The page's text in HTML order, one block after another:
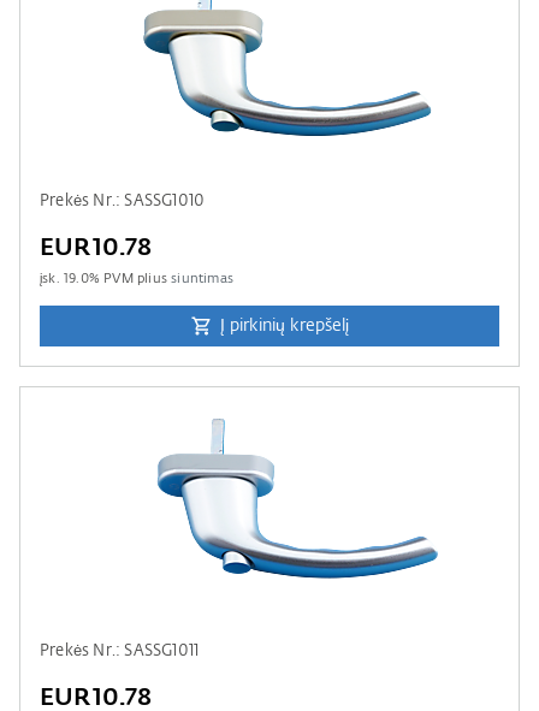
Prekės Nr.: SASSG1010
EUR10.78
įsk. 19.0% PVM pliussiuntimas
Į pirkinių krepšelį
Prekės Nr.: SASSG1011
EUR10.78